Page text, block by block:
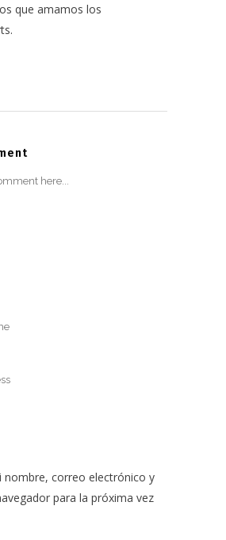
que amamos los
nombre, correo electrónico y
para la próxima vez